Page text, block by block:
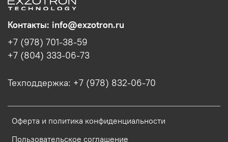
Оферта и политика конфиденциальности
Пользовательское соглашение
Контакты: info@exzotron.ru
+7 (978) 701-38-59
+7 (804) 333-06-73
Техподдержка: +7 (978) 832-06-70